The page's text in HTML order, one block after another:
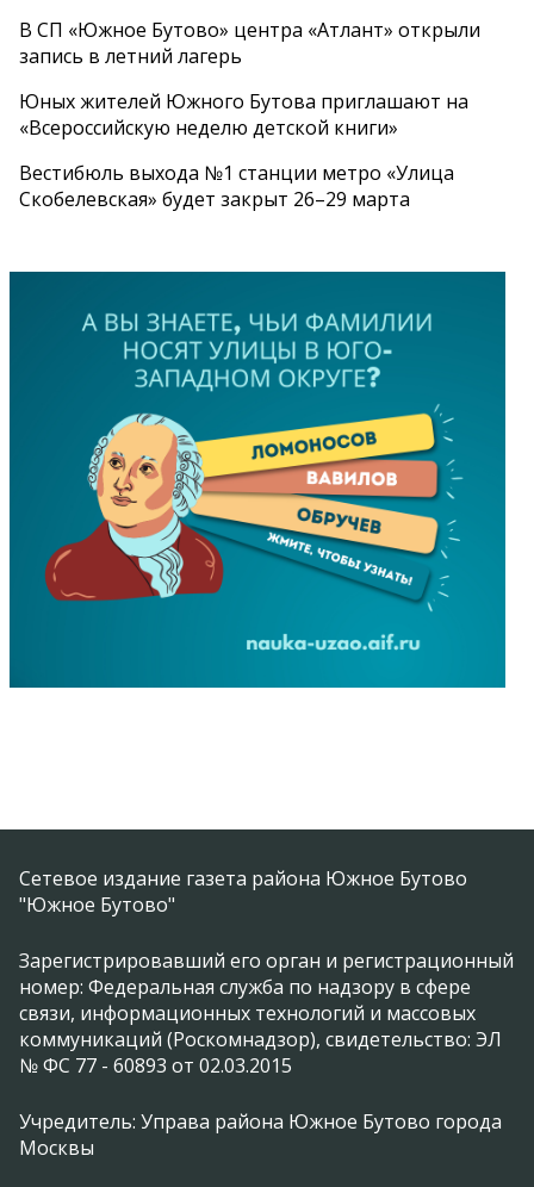
В СП «Южное Бутово» центра «Атлант» открыли
запись в летний лагерь
Юных жителей Южного Бутова приглашают на
«Всероссийскую неделю детской книги»
Вестибюль выхода №1 станции метро «Улица
Скобелевская» будет закрыт 26–29 марта
Сетевое издание газета района Южное Бутово
"Южное Бутово"
Зарегистрировавший его орган и регистрационный
номер: Федеральная служба по надзору в сфере
связи, информационных технологий и массовых
коммуникаций (Роскомнадзор), свидетельство: ЭЛ
№ ФС 77 - 60893 от 02.03.2015
Учредитель: Управа района Южное Бутово города
Москвы